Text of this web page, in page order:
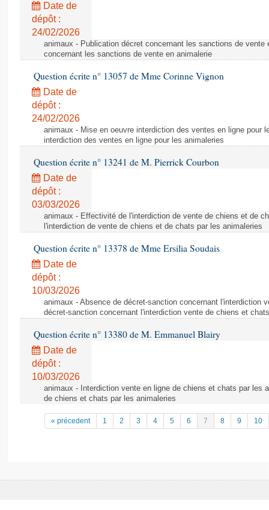
Date de
dépôt :
24/02/2026
animaux - Publication décret concernant les sanctions de vente
concernant les sanctions de vente en animalerie
Question écrite n° 13057 de Mme Corinne Vignon
Date de
dépôt :
24/02/2026
animaux - Mise en oeuvre interdiction des ventes en ligne pour
interdiction des ventes en ligne pour les animaleries
Question écrite n° 13241 de M. Pierrick Courbon
Date de
dépôt :
03/03/2026
animaux - Effectivité de l'interdiction de vente de chiens et de
l'interdiction de vente de chiens et de chats par les animaleries
Question écrite n° 13378 de Mme Ersilia Soudais
Date de
dépôt :
10/03/2026
animaux - Absence de décret-sanction concernant l'interdiction
décret-sanction concernant l'interdiction vente de chiens et chats
Question écrite n° 13380 de M. Emmanuel Blairy
Date de
dépôt :
10/03/2026
animaux - Interdiction vente en ligne de chiens et chats par les
de chiens et chats par les animaleries
« précedent 1 2 3 4 5 6 7 8 9 10